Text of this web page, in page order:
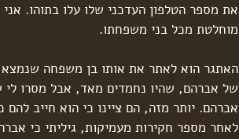
את מספר הטלפון העדכני שלו עלו בתוהו.
מוחלטת מכל בני משפחתו.
האתגר הוא לאתר את אותו בן משפחה שנמצא
של אברהם, שהיו נחמדים מאד, אבל מסרו
אברהם. יותר מזה, הם ציינו כי הוא חייב
לאחר מספר חקירות מעמיקות, גיליתי כי